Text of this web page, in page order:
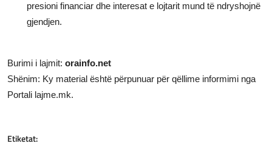
presioni financiar dhe interesat e lojtarit mund të ndryshojnë
gjendjen.
Burimi i lajmit: orainfo.net
Shënim: Ky material është përpunuar për qëllime informimi nga
Portali lajme.mk.
Etiketat: